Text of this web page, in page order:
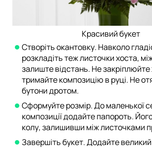
Красивий букет
Створіть окантовку. Навколо
розкладіть теж листочки хоста,
залиште відстань. Не
тримайте композицію в руці. Не
бутони дротом.
Сформуйте розмір. До маленької
композиції додайте папороть.
колу, залишивши між листочками
Завершіть букет. Додайте